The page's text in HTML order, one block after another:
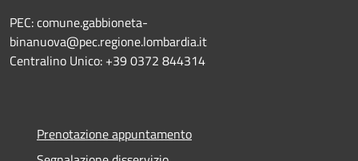
PEC: comune.gabbioneta-
binanuova@pec.regione.lombardia.it
Centralino Unico: +39 0372 844314
Prenotazione appuntamento